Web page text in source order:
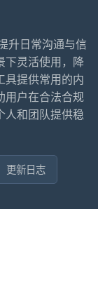
升日常沟通与信
下灵活使用，降
具提供常用的内
用户在合法合规
人和团队提供稳
更新日志